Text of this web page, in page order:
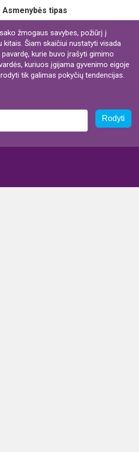
Asmenybės tipas
žmogaus savybes, požiūrį į
kitais. Šiam skaičiui nustatyti visada
kurie buvo įrašyti gimimo
kuriuos įgijama gyvenimo eigoje
tik galimas pokyčių tendencijas.
Rodyti